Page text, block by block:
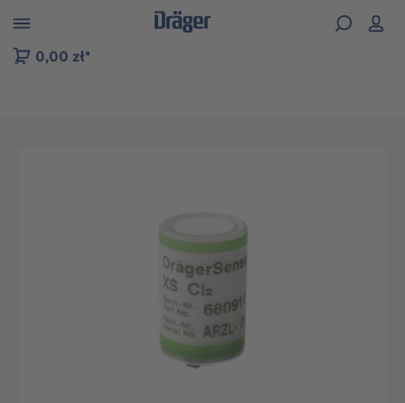
do nawigacji na platformie B2B
0,00 zł*